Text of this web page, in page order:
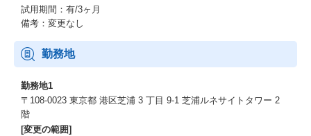
試用期間：有/3ヶ月
備考：変更なし
勤務地
勤務地1
〒108-0023 東京都 港区芝浦 3 丁目 9-1 芝浦ルネサイトタワー 2
階
[変更の範囲]